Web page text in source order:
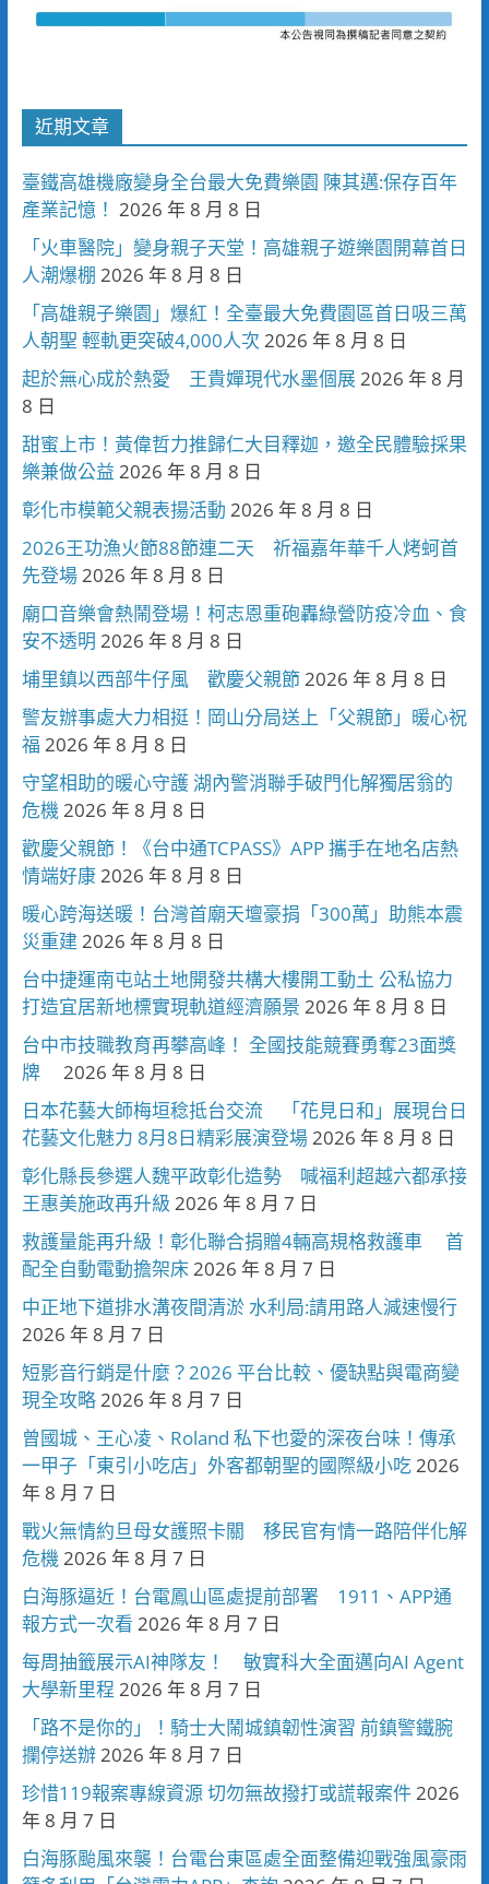
近期文章
臺鐵高雄機廠變身全台最大免費樂園 陳其邁:保存百年
產業記憶！ 2026 年 8 月 8 日
「火車醫院」變身親子天堂！高雄親子遊樂園開幕首日
人潮爆棚 2026 年 8 月 8 日
「高雄親子樂園」爆紅！全臺最大免費園區首日吸三萬
人朝聖 輕軌更突破4,000人次 2026 年 8 月 8 日
起於無心成於熱愛 王貴嬋現代水墨個展2026 年 8 月
8 日
甜蜜上市！黃偉哲力推歸仁大目釋迦，邀全民體驗採果
樂兼做公益 2026 年 8 月 8 日
彰化市模範父親表揚活動 2026 年 8 月 8 日
2026王功漁火節88節連二天 祈福嘉年華千人烤蚵首
先登場2026 年 8 月 8 日
廟口音樂會熱鬧登場！柯志恩重砲轟綠營防疫冷血、食
安不透明 2026 年 8 月 8 日
埔里鎮以西部牛仔風 歡慶父親節2026 年 8 月 8 日
警友辦事處大力相挺！岡山分局送上「父親節」暖心祝
福 2026 年 8 月 8 日
守望相助的暖心守護 湖內警消聯手破門化解獨居翁的
危機2026 年 8 月 8 日
歡慶父親節！《台中通TCPASS》APP 攜手在地名店熱
情端好康2026 年 8 月 8 日
暖心跨海送暖！台灣首廟天壇豪捐「300萬」助熊本震
災重建 2026 年 8 月 8 日
台中捷運南屯站土地開發共構大樓開工動土 公私協力
打造宜居新地標實現軌道經濟願景 2026 年 8 月 8 日
台中市技職教育再攀高峰！ 全國技能競賽勇奪23面獎
牌
2026 年 8 月 8 日
日本花藝大師梅垣稔抵台交流 「花見日和」展現台日
花藝文化魅力 8月8日精彩展演登場2026 年 8 月 8 日
彰化縣長參選人魏平政彰化造勢 喊福利超越六都承接
王惠美施政再升級 2026 年 8 月 7 日
救護量能再升級！彰化聯合捐贈4輛高規格救護車 首
配全自動電動擔架床2026 年 8 月 7 日
中正地下道排水溝夜間清淤 水利局:請用路人減速慢行
2026 年 8 月 7 日
短影音行銷是什麼？2026 平台比較、優缺點與電商變
現全攻略2026 年 8 月 7 日
曾國城、王心凌、Roland 私下也愛的深夜台味！傳承
一甲子「東引小吃店」外客都朝聖的國際級小吃2026
年 8 月 7 日
戰火無情約旦母女護照卡關 移民官有情一路陪伴化解
危機2026 年 8 月 7 日
白海豚逼近！台電鳳山區處提前部署 1911、APP通
報方式一次看 2026 年 8 月 7 日
每周抽籤展示AI神隊友！ 敏實科大全面邁向AI Agent
大學新里程 2026 年 8 月 7 日
「路不是你的」！騎士大鬧城鎮韌性演習 前鎮警鐵腕
攔停送辦2026 年 8 月 7 日
珍惜119報案專線資源 切勿無故撥打或謊報案件2026
年 8 月 7 日
白海豚颱風來襲！台電台東區處全面整備迎戰強風豪雨